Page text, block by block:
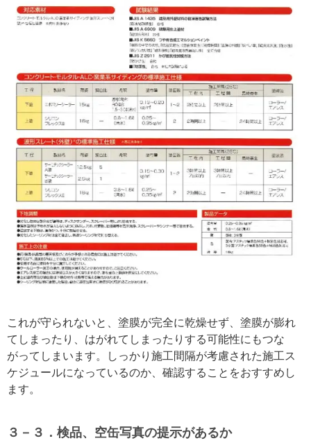
これが守られないと、塗膜が完全に乾燥せず、塗膜が膨れ
てしまったり、はがれてしまったりする可能性にもつな
がってしまいます。しっかり施工間隔が考慮された施工ス
ケジュールになっているのか、確認することをおすすめし
ます。
３－３．検品、空缶写真の提示があるか